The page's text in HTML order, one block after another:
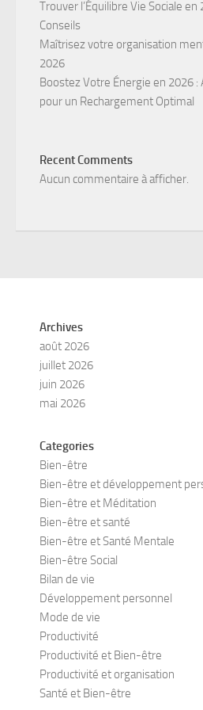
Trouver l’Équilibre Vie Sociale en
Conseils
Maîtrisez votre organisation
2026
Boostez Votre Énergie en 2026 :
pour un Rechargement Optimal
Recent Comments
Aucun commentaire à afficher.
Archives
août 2026
juillet 2026
juin 2026
mai 2026
Categories
Bien-être
Bien-être et développement
Bien-être et Méditation
Bien-être et santé
Bien-être et Santé Mentale
Bien-être Social
Bilan de vie
Développement personnel
Mode de vie
Productivité
Productivité et Bien-être
Productivité et organisation
Santé et Bien-être